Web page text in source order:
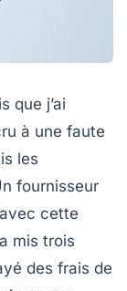
que j’ai
à une faute
les
fournisseur
cette
mis trois
des frais de